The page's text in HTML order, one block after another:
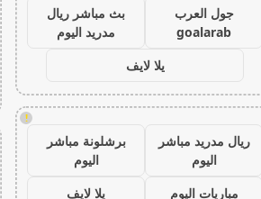
جول العرب
goalarab
بث مباشر ريال
مدريد اليوم
يلا لايف
!
ريال مدريد مباشر
اليوم
برشلونة مباشر
اليوم
مباريات اليوم
يلا لايف